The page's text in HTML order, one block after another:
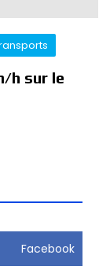
h sur le
Facebook